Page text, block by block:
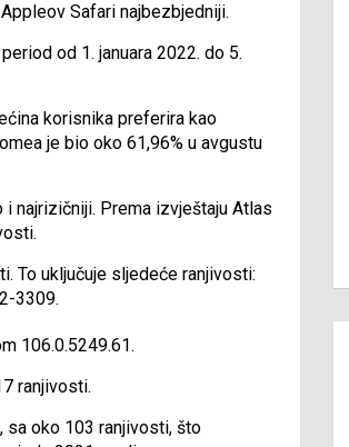
Safari najbezbjedniji.
od 1. januara 2022. do 5.
korisnika preferira kao
je bio oko 61,96% u avgustu
najrizičniji. Prema izvještaju Atlas
To uključuje sljedeće ranjivosti:
3309.
106.0.5249.61.
ranjivosti.
sa oko 103 ranjivosti, što